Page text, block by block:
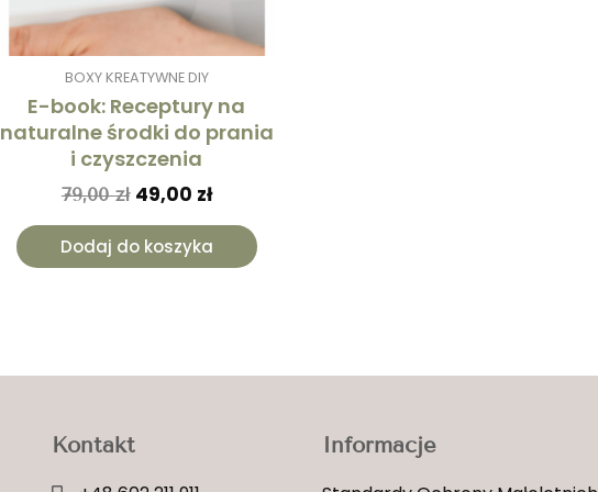
BOXY KREATYWNE DIY
E-book: Receptury na
naturalne środki do prania
i czyszczenia
79,00zł 49,00 zł
Dodaj do koszyka
Kontakt Informacje